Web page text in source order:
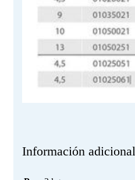
Información adicional